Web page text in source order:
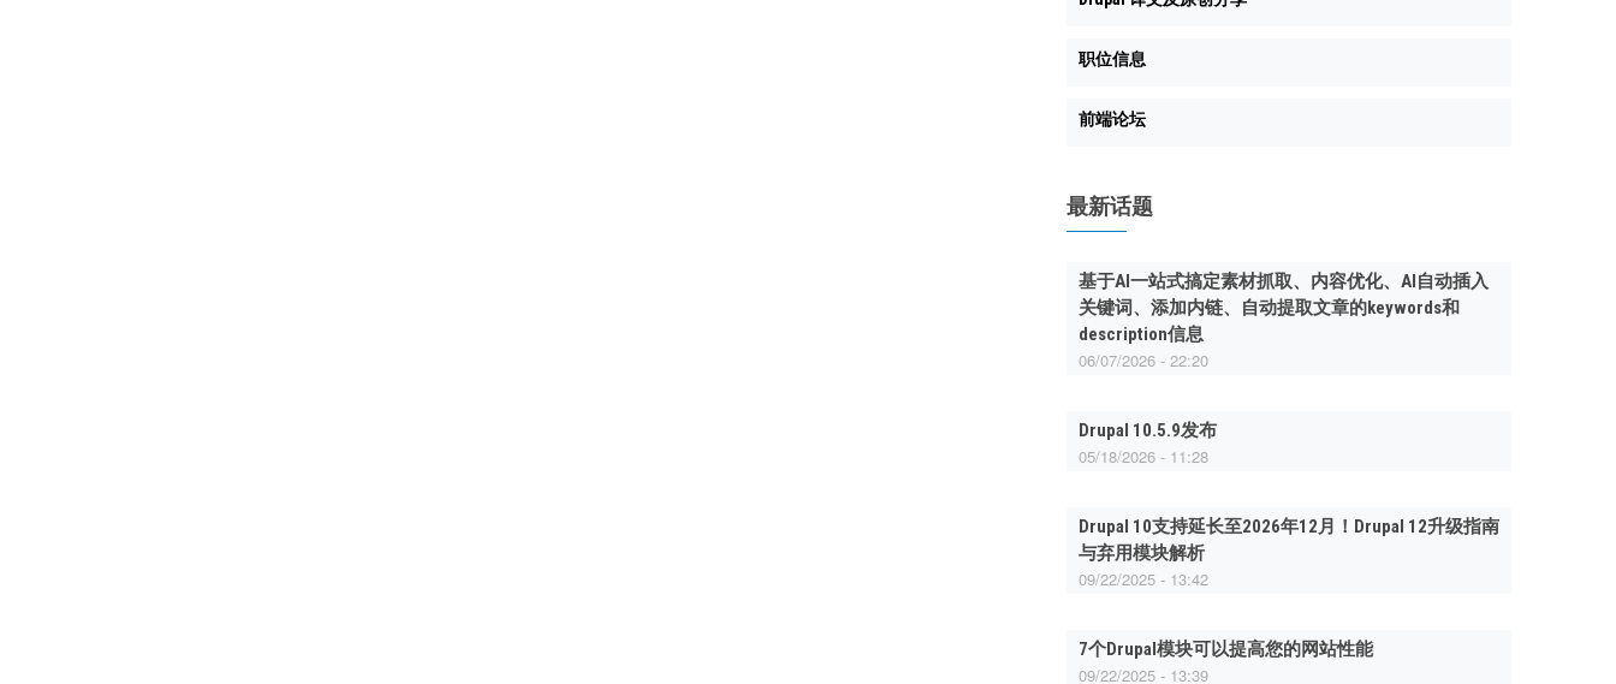
职位信息
前端论坛
最新话题
基于AI一站式搞定素材抓取、内容优化、AI自动插入
关键词、添加内链、自动提取文章的keywords和
description信息
06/07/2026 - 22:20
Drupal 10.5.9发布
05/18/2026 - 11:28
Drupal 10支持延长至2026年12月！Drupal 12升级指南
与弃用模块解析
09/22/2025 - 13:42
7个Drupal模块可以提高您的网站性能
09/22/2025 - 13:39